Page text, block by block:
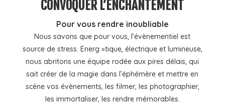
CONVOQUER L’ENCHANTEMENT
Pour vous rendre inoubliable
Nous savons que pour vous, l’évènementiel est
source de stress. Energ »tique, électrique et lumineuse,
nous abritons une équipe rodée aux pires délais, qui
sait créer de la magie dans l’éphémère et mettre en
scène vos évènements, les filmer, les photographier,
les immortaliser, les rendre mémorables.